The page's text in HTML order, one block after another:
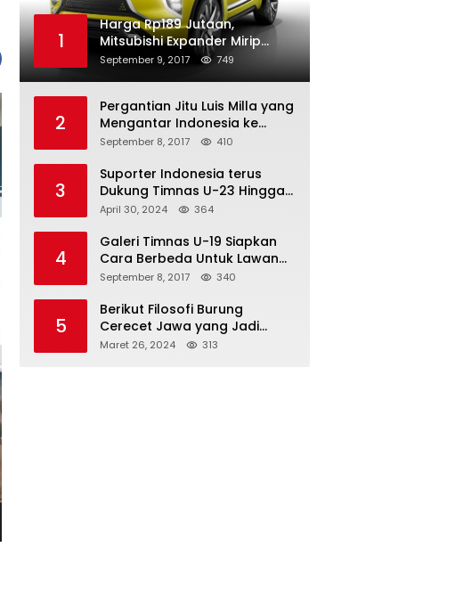
1
Harga Rp189 Jutaan,
Mitsubishi Expander Mirip
Pajero Sport
September 9, 2017 749
2
Pergantian Jitu Luis Milla yang
Mengantar Indonesia ke
Semifinal
September 8, 2017 410
3
Suporter Indonesia terus
Dukung Timnas U-23 Hingga
Tembus Olimpiade Paris
April 30, 2024 364
4
Galeri Timnas U-19 Siapkan
Cara Berbeda Untuk Lawan
Vietnam
September 8, 2017 340
5
Berikut Filosofi Burung
Cerecet Jawa yang Jadi
Maskot PBSI Sumedang
Maret 26, 2024 313